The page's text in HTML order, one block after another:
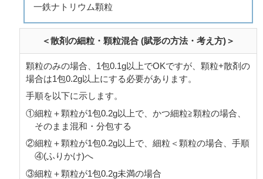
一鉄ナトリウム顆粒
＜散剤の細粒・顆粒混合 (賦形の方法・考え方)＞
顆粒のみの場合、1包0.1g以上でOKですが、顆粒+散剤の
場合は1包0.2g以上にする必要があります。
手順を以下に示します。
①細粒＋顆粒が1包0.2g以上で、かつ細粒≧顆粒の場合、
そのまま混和・分包する
②細粒＋顆粒が1包0.2g以上で、細粒＜顆粒の場合、手順
④(ふりかけ)へ
③細粒＋顆粒が1包0.2g未満の場合